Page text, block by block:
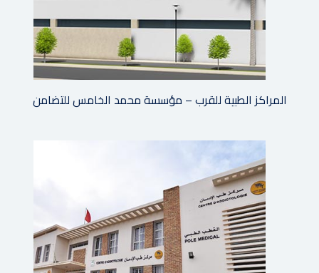
المراكز الطبية للقرب – مؤسسة محمد الخامس للتضامن